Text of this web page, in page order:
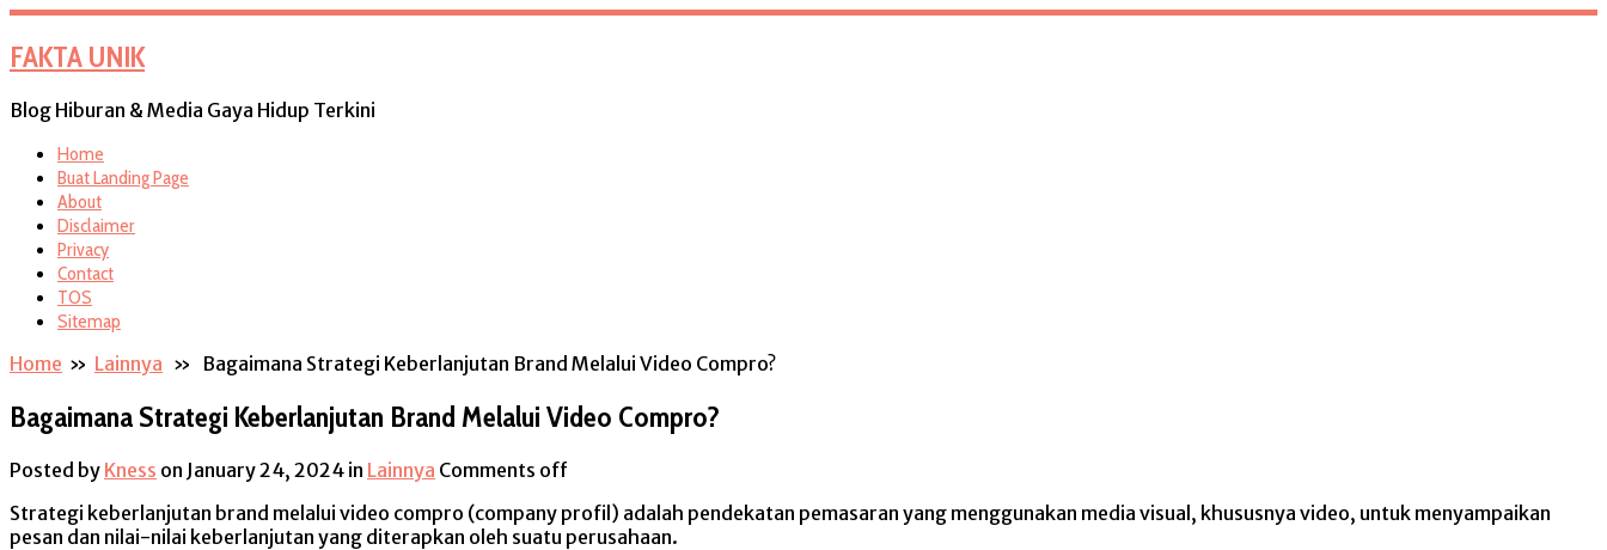
FAKTA UNIK
Blog Hiburan & Media Gaya Hidup Terkini
Home
Buat Landing Page
About
Disclaimer
Privacy
Contact
TOS
Sitemap
Home » Lainnya » Bagaimana Strategi Keberlanjutan Brand Melalui Video Compro?
Bagaimana Strategi Keberlanjutan Brand Melalui Video Compro?
Posted by Kness on January 24, 2024 in Lainnya Comments off
Strategi keberlanjutan brand melalui video compro (company profil) adalah pendekatan pemasaran yang menggunakan media visual, khususnya video, untuk menyampaikan
pesan dan nilai-nilai keberlanjutan yang diterapkan oleh suatu perusahaan.